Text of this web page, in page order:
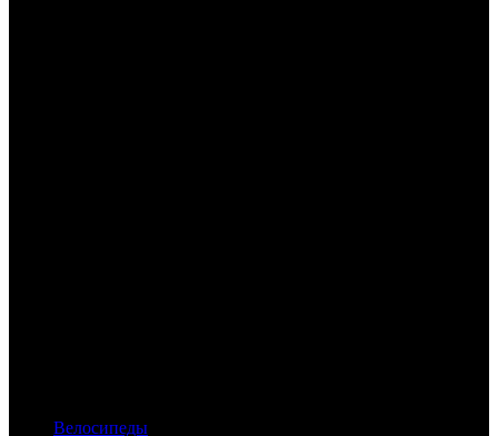
Велосипеды